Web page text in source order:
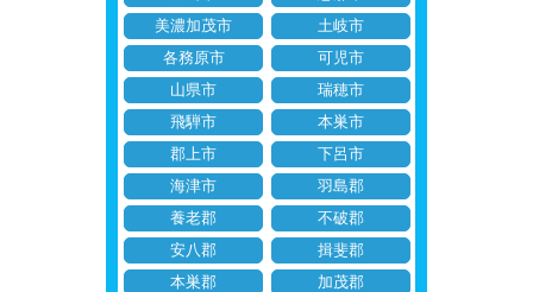
美濃加茂市
土岐市
各務原市
可児市
山県市
瑞穂市
飛騨市
本巣市
郡上市
下呂市
海津市
羽島郡
養老郡
不破郡
安八郡
揖斐郡
本巣郡
加茂郡